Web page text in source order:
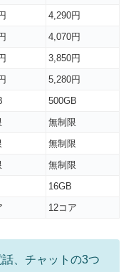
4,290円
4,070円
3,850円
5,280円
500GB
無制限
無制限
無制限
16GB
12コア
、チャットの3つ